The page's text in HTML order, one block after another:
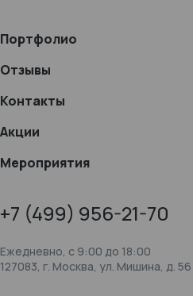
Портфолио
Отзывы
Контакты
Акции
Мероприятия
+7 (499) 956-21-70
Ежедневно, c 9:00 до 18:00
127083, г. Москва, ул. Мишина, д. 56